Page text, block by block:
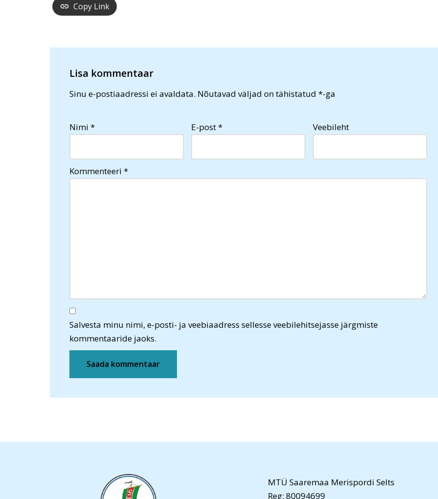
Copy Link
Lisa kommentaar
Sinu e-postiaadressi ei avaldata. Nõutavad väljad on tähistatud *-ga
Nimi * E-post* Veebileht
Kommenteeri *
Salvesta minu nimi, e-posti- ja veebiaadress sellesse veebilehitsejasse järgmiste
kommentaaride jaoks.
MTÜ Saaremaa Merispordi Selts
Reg: 80094699